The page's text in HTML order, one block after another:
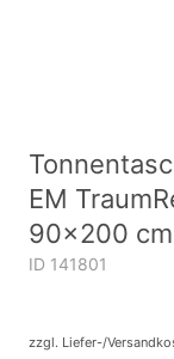
EM
90x200 cm
ID 141801
zzgl. Liefer-/